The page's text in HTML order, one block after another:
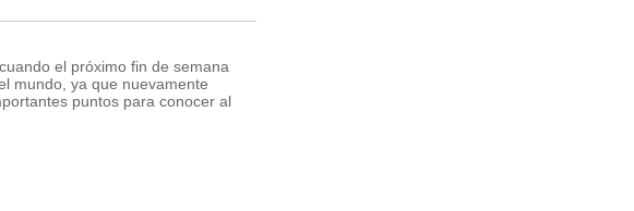
el próximo fin de semana
mundo, ya que nuevamente
puntos para conocer al